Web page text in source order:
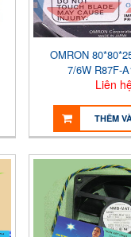
OMRON
7/6W R87F-
Liên
THÊM